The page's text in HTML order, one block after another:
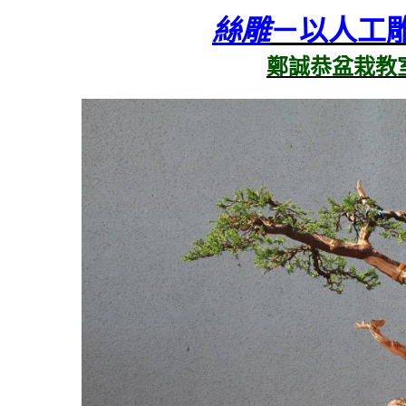
絲雕－以人工
鄭誠恭盆栽教